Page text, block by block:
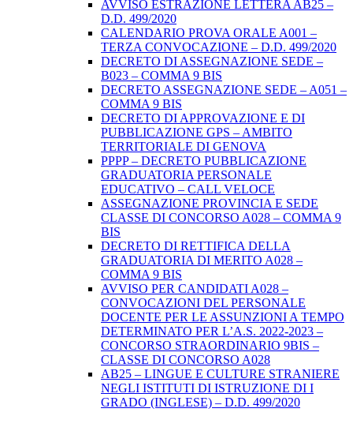
AVVISO ESTRAZIONE LETTERA AB25 –
D.D. 499/2020
CALENDARIO PROVA ORALE A001 –
TERZA CONVOCAZIONE – D.D. 499/2020
DECRETO DI ASSEGNAZIONE SEDE –
B023 – COMMA 9 BIS
DECRETO ASSEGNAZIONE SEDE – A051 –
COMMA 9 BIS
DECRETO DI APPROVAZIONE E DI
PUBBLICAZIONE GPS – AMBITO
TERRITORIALE DI GENOVA
PPPP – DECRETO PUBBLICAZIONE
GRADUATORIA PERSONALE
EDUCATIVO – CALL VELOCE
ASSEGNAZIONE PROVINCIA E SEDE
CLASSE DI CONCORSO A028 – COMMA 9
BIS
DECRETO DI RETTIFICA DELLA
GRADUATORIA DI MERITO A028 –
COMMA 9 BIS
AVVISO PER CANDIDATI A028 –
CONVOCAZIONI DEL PERSONALE
DOCENTE PER LE ASSUNZIONI A TEMPO
DETERMINATO PER L’A.S. 2022-2023 –
CONCORSO STRAORDINARIO 9BIS –
CLASSE DI CONCORSO A028
AB25 – LINGUE E CULTURE STRANIERE
NEGLI ISTITUTI DI ISTRUZIONE DI I
GRADO (INGLESE) – D.D. 499/2020